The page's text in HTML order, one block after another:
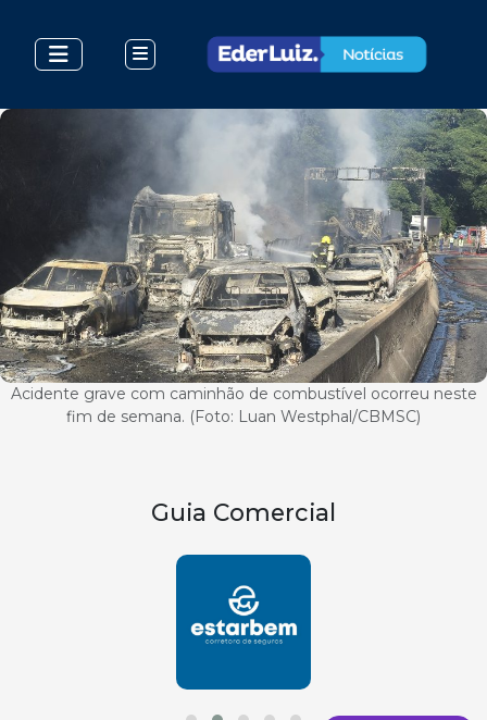
Acidente grave com caminhão de combustível ocorreu neste
fim de semana. (Foto: Luan Westphal/CBMSC)
Guia Comercial